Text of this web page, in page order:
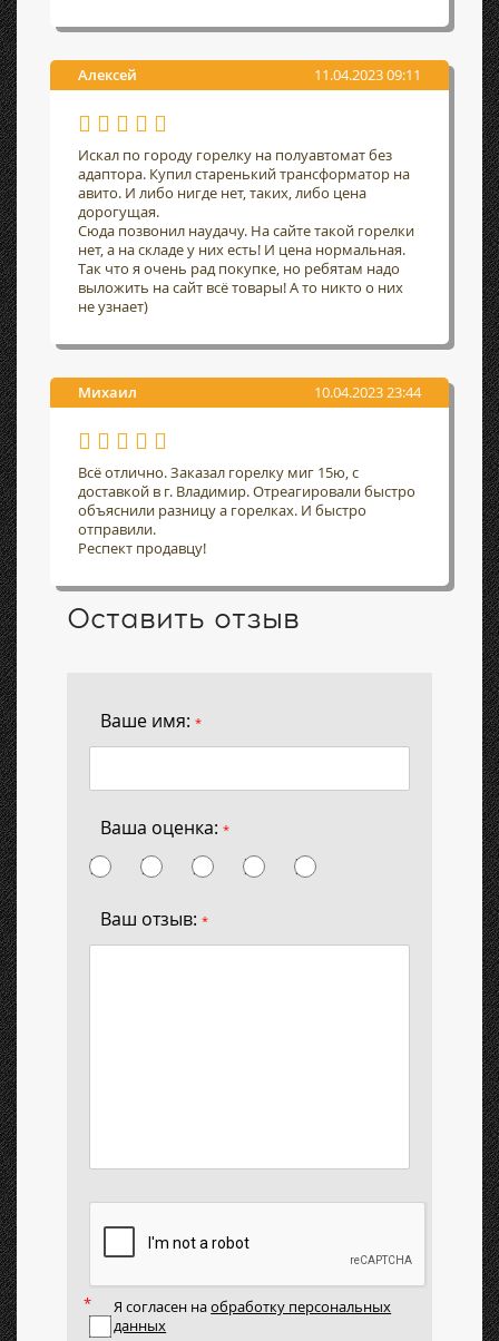
Алексей 11.04.2023 09:11
Искал по городу горелку на полуавтомат без
адаптора. Купил старенький трансформатор на
авито. И либо нигде нет, таких, либо цена
дорогущая.
Сюда позвонил наудачу. На сайте такой горелки
нет, а на складе у них есть! И цена нормальная.
Так что я очень рад покупке, но ребятам надо
выложить на сайт всё товары! А то никто о них
не узнает)
Михаил 10.04.2023 23:44
Всё отлично. Заказал горелку миг 15ю, с
доставкой в г. Владимир. Отреагировали быстро
объяснили разницу а горелках. И быстро
отправили.
Респект продавцу!
Оставить отзыв
Ваше имя: *
Ваша оценка: *
Ваш отзыв: *
Я согласен наобработку персональных
данных